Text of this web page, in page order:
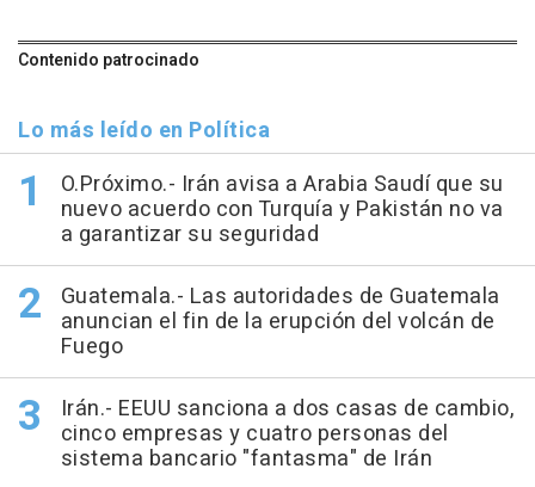
Contenido patrocinado
Lo más leído en Política
O.Próximo.- Irán avisa a Arabia Saudí que su
nuevo acuerdo con Turquía y Pakistán no va
a garantizar su seguridad
Guatemala.- Las autoridades de Guatemala
anuncian el fin de la erupción del volcán de
Fuego
Irán.- EEUU sanciona a dos casas de cambio,
cinco empresas y cuatro personas del
sistema bancario "fantasma" de Irán